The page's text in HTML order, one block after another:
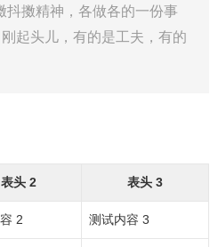
抖擞精神，各做各的一份事
起头儿，有的是工夫，有的
表头 2 表头 3
2 测试内容 3